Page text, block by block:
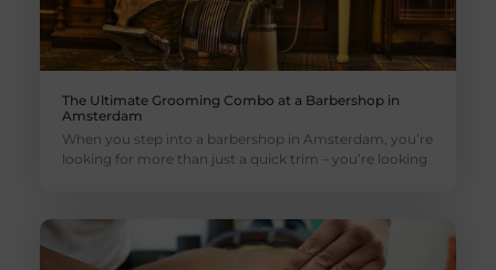
The Ultimate Grooming Combo at a Barbershop in
Amsterdam
When you step into a barbershop in Amsterdam, you’re
looking for more than just a quick trim – you’re looking